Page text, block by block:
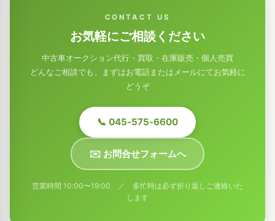
CONTACT US
お気軽にご相談ください
中古車オークション代行・買取・在庫販売・個人売買
どんなご相談でも、まずはお電話またはメールにてお気軽に
どうぞ
📞 045-575-6600
✉️ お問合せフォームへ
営業時間 10:00〜19:00 ／ 多忙時は必ず折り返しご連絡いた
します